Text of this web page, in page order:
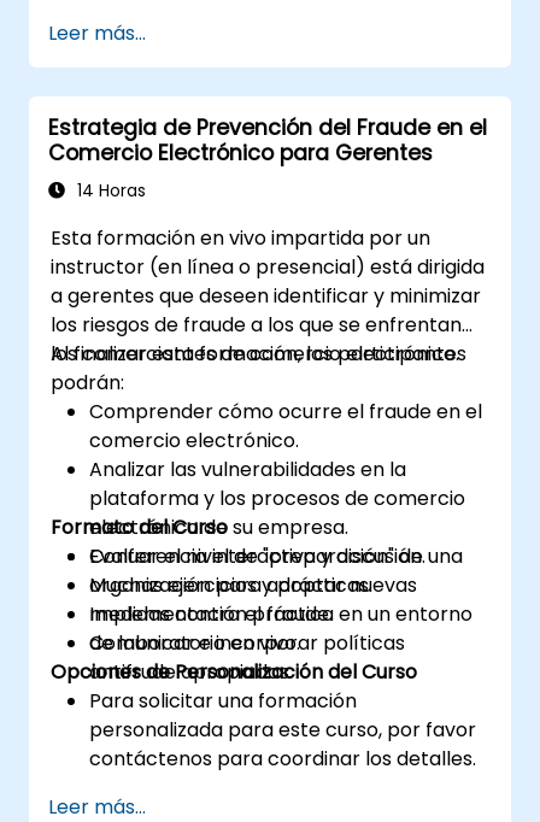
internacionales desplegados para
combatirlas.
Definir las formas en que una empresa y
su personal deben protegerse contra los
riesgos de Blanqueo de Capitales y
Financiamiento del Terrorismo.
convertirse en objetivo de estas
prácticas: y explicar qué «indicadores de
alerta» pueden ayudar a identificar,
prevenir e informar cualquier actividad
delictiva (sospechada o comprobada).
Comprender algunos de los otros «puntos
calientes» en materia de Delitos
Financieros.
Leer más...
Estrategia de Prevención del Fraude en el
Comercio Electrónico para Gerentes
14 Horas
Esta formación en vivo impartida por un
instructor (en línea o presencial) está dirigida
a gerentes que deseen identificar y minimizar
los riesgos de fraude a los que se enfrentan
los comerciantes de comercio electrónico.
Al finalizar esta formación, los participantes
podrán:
Comprender cómo ocurre el fraude en el
comercio electrónico.
Analizar las vulnerabilidades en la
plataforma y los procesos de comercio
electrónico de su empresa.
Evaluar el nivel de "preparación" de una
organización para adoptar nuevas
medidas contra el fraude.
Comunicar e incorporar políticas
antifrude apropiadas.
Formato del Curso
Conferencia interactiva y discusión.
Muchas ejercicios y prácticas.
Implementación práctica en un entorno
de laboratorio en vivo.
Opciones de Personalización del Curso
Para solicitar una formación
personalizada para este curso, por favor
contáctenos para coordinar los detalles.
Leer más...